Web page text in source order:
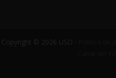
Copyright © 2026 USO ·